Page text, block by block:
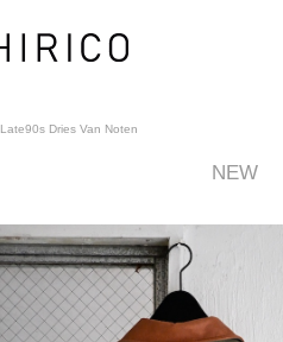
Late90s Dries Van Noten
NEW